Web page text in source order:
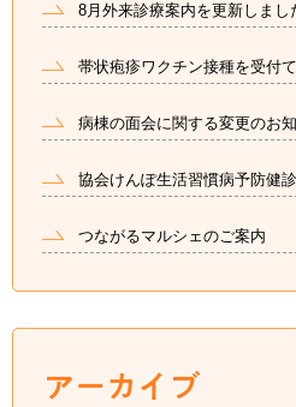
8月外来診療案内を更新しまし
帯状疱疹ワクチン接種を受付
病棟の面会に関する変更のお知
協会けんぽ生活習慣病予防健
つながるマルシェのご案内